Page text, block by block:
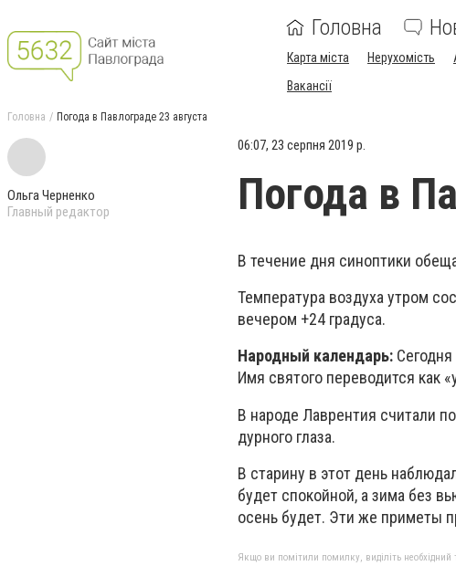
Головна
Карта міста Нерухомість
Вакансії
Головна Погода в Павлограде 23 августа
Ольга Черненко
Главный редактор
06:07, 23 серпня 2019 р.
Погода в
В течение дня синоптики
Температура воздуха утром
вечером +24 градуса.
Народный календарь:
Имя святого переводится как
В народе Лаврентия считали
дурного глаза.
В старину в этот день
будет спокойной, а зима без
осень будет. Эти же приметы
Якщо ви помітили помилку, виділіть необхідний